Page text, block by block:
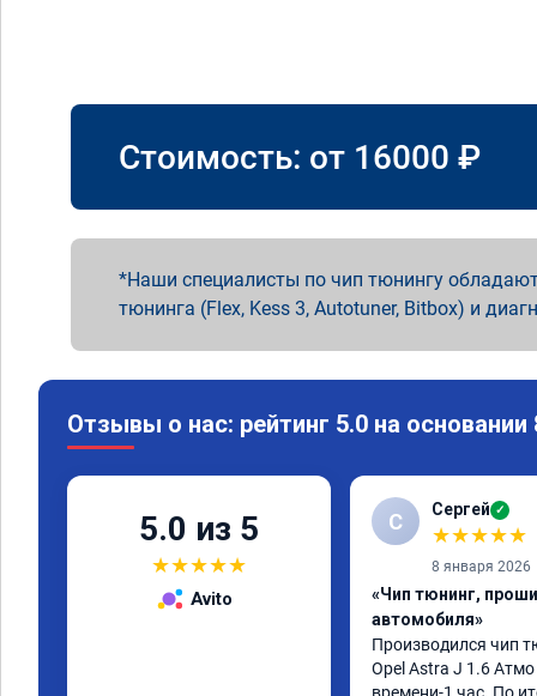
Стоимость: от 16000 ₽
Наши специалисты по чип тюнингу
тюнинга (Flex, Kess 3, Autotuner, Bitbox) и
Отзывы о нас: рейтинг 5.0 на основании
5.0 из 5
★★★★★
Avito
С Сергей ✓
★★★★★
8 января 2026
«Чип тюнинг,
автомобиля»
Производился чип
Opel Astra J 1.6